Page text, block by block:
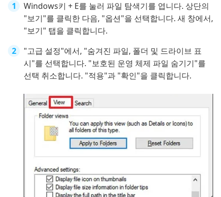
Windows키 + E를 눌러 파일 탐색기를 엽니다. 상단의
"보기"를 클릭한 다음, "옵션"을 선택합니다. 새 창에서,
"보기" 탭을 클릭합니다.
"고급 설정"에서, "숨겨진 파일, 폴더 및 드라이브 표
시"를 선택합니다. "보호된 운영 체제 파일 숨기기"를
선택 취소합니다. "적용"과 "확인"을 클릭합니다.